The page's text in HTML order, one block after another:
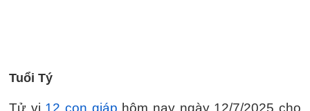
Tuổi Tý
Tử vi 12 con giáp hôm nay ngày 12/7/2025 cho